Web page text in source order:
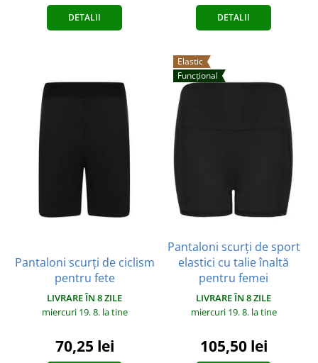
DETALII DETALII
Pantaloni scurți de ciclism
pentru fete
LIVRARE ÎN 8 ZILE
miercuri 19. 8. la tine
70,25 lei
Elastic
Funcțional
Pantaloni scurți de sport
elastici cu talie înaltă
pentru femei
LIVRARE ÎN 8 ZILE
miercuri 19. 8. la tine
105,50 lei